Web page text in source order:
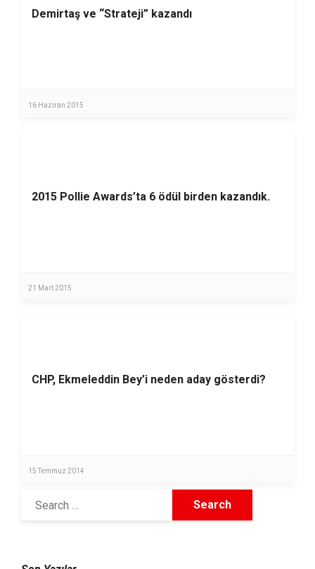
Demirtaş ve “Strateji” kazandı
16 Haziran 2015
2015 Pollie Awards’ta 6 ödül birden kazandık.
21 Mart 2015
CHP, Ekmeleddin Bey’i neden aday gösterdi?
15 Temmuz 2014